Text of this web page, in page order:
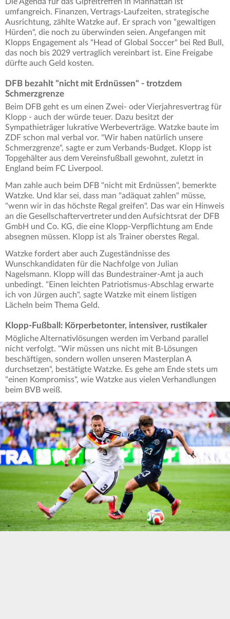
umfangreich. Finanzen, Vertrags-Laufzeiten, strategische
Ausrichtung, zählte Watzke auf. Er sprach von "gewaltigen
Hürden", die noch zu überwinden seien. Angefangen mit
Klopps Engagement als "Head of Global Soccer" bei Red Bull,
das noch bis 2029 vertraglich vereinbart ist. Eine Freigabe
dürfte auch Geld kosten.
DFB bezahlt "nicht mit Erdnüssen" - trotzdem
Schmerzgrenze
Beim DFB geht es um einen Zwei- oder Vierjahresvertrag für
Klopp - auch der würde teuer. Dazu besitzt der
Sympathieträger lukrative Werbeverträge. Watzke baute im
ZDF schon mal verbal vor. "Wir haben natürlich unsere
Schmerzgrenze", sagte er zum Verbands-Budget. Klopp ist
Topgehälter aus dem Vereinsfußball gewohnt, zuletzt in
England beim FC Liverpool.
Man zahle auch beim DFB "nicht mit Erdnüssen", bemerkte
Watzke. Und klar sei, dass man "adäquat zahlen" müsse,
"wenn wir in das höchste Regal greifen". Das war ein Hinweis
an die Gesellschaftervertreter und den Aufsichtsrat der DFB
GmbH und Co. KG, die eine Klopp-Verpflichtung am Ende
absegnen müssen. Klopp ist als Trainer oberstes Regal.
Watzke fordert aber auch Zugeständnisse des
Wunschkandidaten für die Nachfolge von Julian
Nagelsmann. Klopp will das Bundestrainer-Amt ja auch
unbedingt. "Einen leichten Patriotismus-Abschlag erwarte
ich von Jürgen auch", sagte Watzke mit einem listigen
Lächeln beim Thema Geld.
Klopp-Fußball: Körperbetonter, intensiver, rustikaler
Mögliche Alternativlösungen werden im Verband parallel
nicht verfolgt. "Wir müssen uns nicht mit B-Lösungen
beschäftigen, sondern wollen unseren Masterplan A
durchsetzen", bestätigte Watzke. Es gehe am Ende stets um
"einen Kompromiss", wie Watzke aus vielen Verhandlungen
beim BVB weiß.